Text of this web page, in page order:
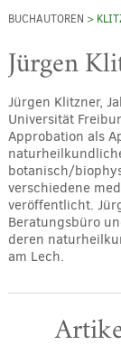
BUCHAUTOREN >
Jürgen
Jürgen Klitzner,
Universität
Approbation als
botanisch/
verschiedene
veröffentlicht.
Beratungsbüro
deren
am Lech.